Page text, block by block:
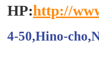
HP:http://
4-50,Hino-